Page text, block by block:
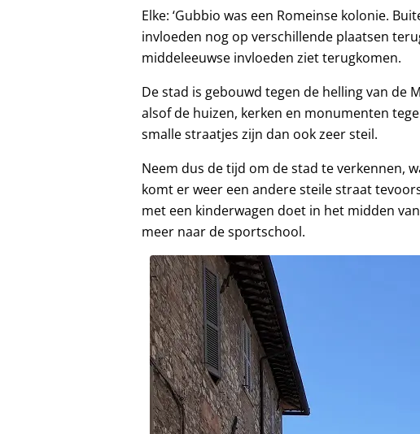
Elke: ‘Gubbio was een Romeinse kolonie.
invloeden nog op verschillende plaatsen
middeleeuwse invloeden ziet terugkomen.
De stad is gebouwd tegen de helling van de
alsof de huizen, kerken en monumenten
smalle straatjes zijn dan ook zeer steil.
Neem dus de tijd om de stad te verkennen,
komt er weer een andere steile straat
met een kinderwagen doet in het midden
meer naar de sportschool.